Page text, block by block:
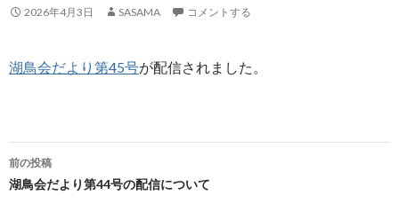
ッ 2026年4月3日 SASAMA コメントする
湖鳥会だより第45号が配信されました。
投
稿
前の投稿
湖鳥会だより第44号の配信について